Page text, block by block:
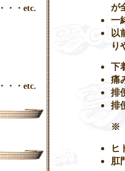
が
一
以
り
下
痛
排
排
※
ヒ
肛
・・・etc.
・・・etc.